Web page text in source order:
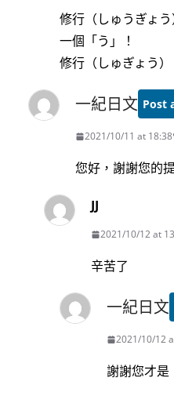
修行（しゅうぎょ
一個「う」！
修行（しゅぎょう
一紀日文 Post
2021/10/11 at 18:38
您好，謝謝您的
JJ
2021/10/12 at
辛苦了
一紀日文
2021/10/12
謝謝您才是